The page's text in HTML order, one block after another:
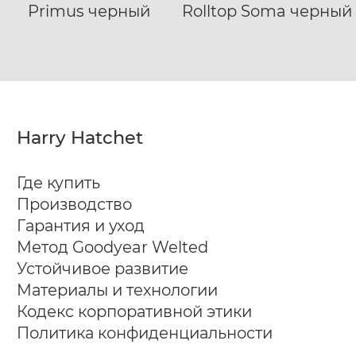
Primus черный
XL
XXL XXXL
Rolltop Soma черный
Harry Hatchet
Где купить
Производство
Гарантия и уход
Метод Goodyear Welted
Устойчивое развитие
Материалы и технологии
Кодекс корпоративной этики
Политика конфиденциальности